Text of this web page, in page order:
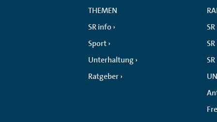
THEMEN
SR info
Sport
Unterhaltung
Ratgeber